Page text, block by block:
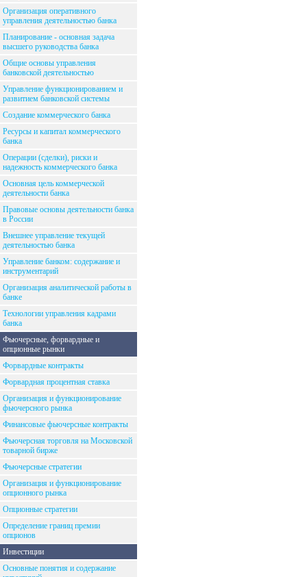
Организация оперативного
управления деятельностью банка
Планирование - основная задача
высшего руководства банка
Общие основы управления
банковской деятельностью
Управление функционированием и
развитием банковской системы
Создание коммерческого банка
Ресурсы и капитал коммерческого
банка
Операции (сделки), риски и
надежность коммерческого банка
Основная цель коммерческой
деятельности банка
Правовые основы деятельности банка
в России
Внешнее управление текущей
деятельностью банка
Управление банком: содержание и
инструментарий
Организация аналитической работы в
банке
Технологии управления кадрами
банка
Фьючерсные, форвардные и
опционные рынки
Форвардные контракты
Форвардная процентная ставка
Организация и функционирование
фьючерсного рынка
Финансовые фьючерсные контракты
Фьючерсная торговля на Московской
товарной бирже
Фьючерсные стратегии
Организация и функционирование
опционного рынка
Опционные стратегии
Определение границ премии
опционов
Инвестиции
Основные понятия и содержание